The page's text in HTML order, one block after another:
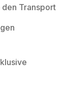
Transport